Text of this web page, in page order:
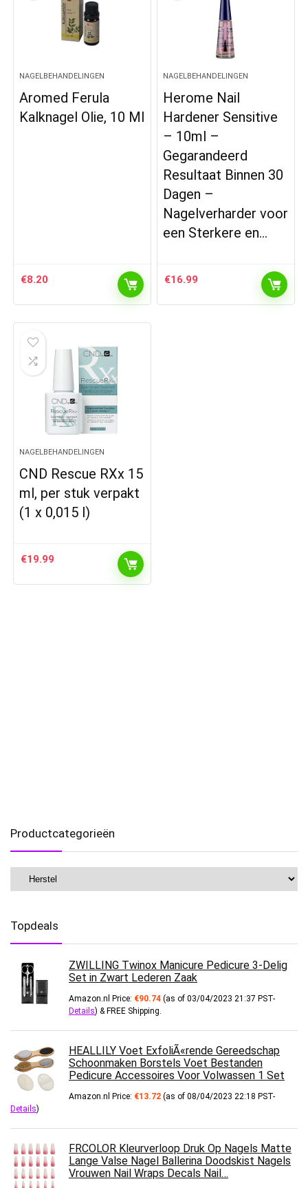
NAGELBEHANDELINGEN
Aromed Ferula
Kalknagel Olie, 10 Ml
€8.20
NAGELBEHANDELINGEN
Herome Nail
Hardener Sensitive
– 10ml –
Gegarandeerd
Resultaat Binnen 30
Dagen –
Nagelverharder voor
een Sterkere en…
€16.99
NAGELBEHANDELINGEN
CND Rescue RXx 15
ml, per stuk verpakt
(1 x 0,015 l)
€19.99
Productcategorieën
Topdeals
ZWILLING Twinox Manicure Pedicure 3-Delig
Set in Zwart Lederen Zaak
Amazon.nl Price: €90.74 (as of 03/04/2023 21:37 PST-
Details) & FREE Shipping
HEALLILY Voet ExfoliÃ«rende Gereedschap
Schoonmaken Borstels Voet Bestanden
Pedicure Accessoires Voor Volwassen 1 Set
Amazon.nl Price: €13.72 (as of 08/04/2023 22:18 PST-
Details)
FRCOLOR Kleurverloop Druk Op Nagels Matte
Lange Valse Nagel Ballerina Doodskist Nagels
Vrouwen Nail Wraps Decals Nail…